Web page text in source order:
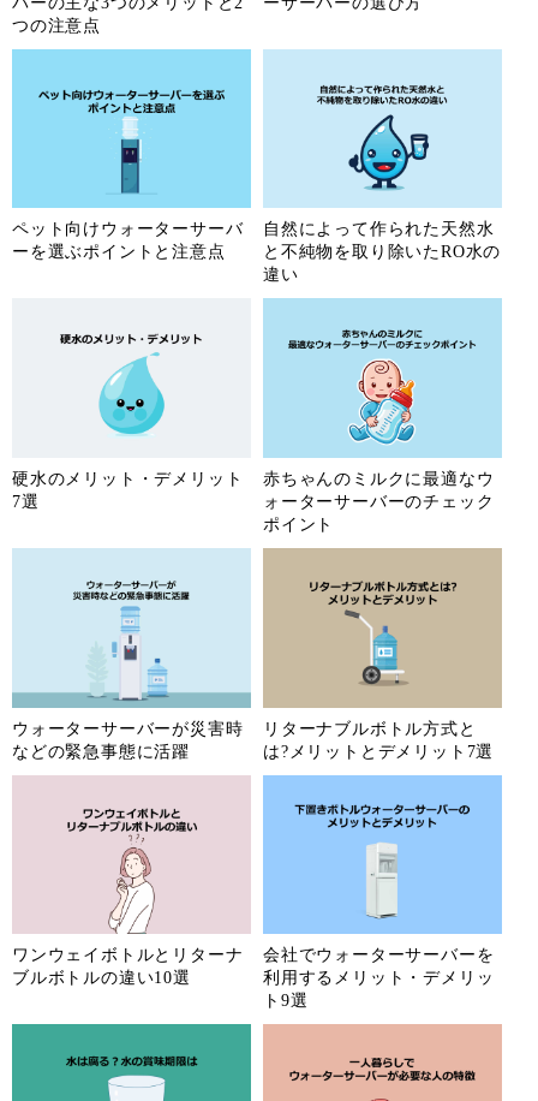
つの注意点
ペット向けウォーターサーバ
ーを選ぶポイントと注意点
自然によって作られた天然水
と不純物を取り除いたRO水の
違い
硬水のメリット・デメリット
7選
赤ちゃんのミルクに最適なウ
ォーターサーバーのチェック
ポイント
ウォーターサーバーが災害時
などの緊急事態に活躍
リターナブルボトル方式と
は?メリットとデメリット7選
ワンウェイボトルとリターナ
ブルボトルの違い10選
会社でウォーターサーバーを
利用するメリット・デメリッ
ト9選